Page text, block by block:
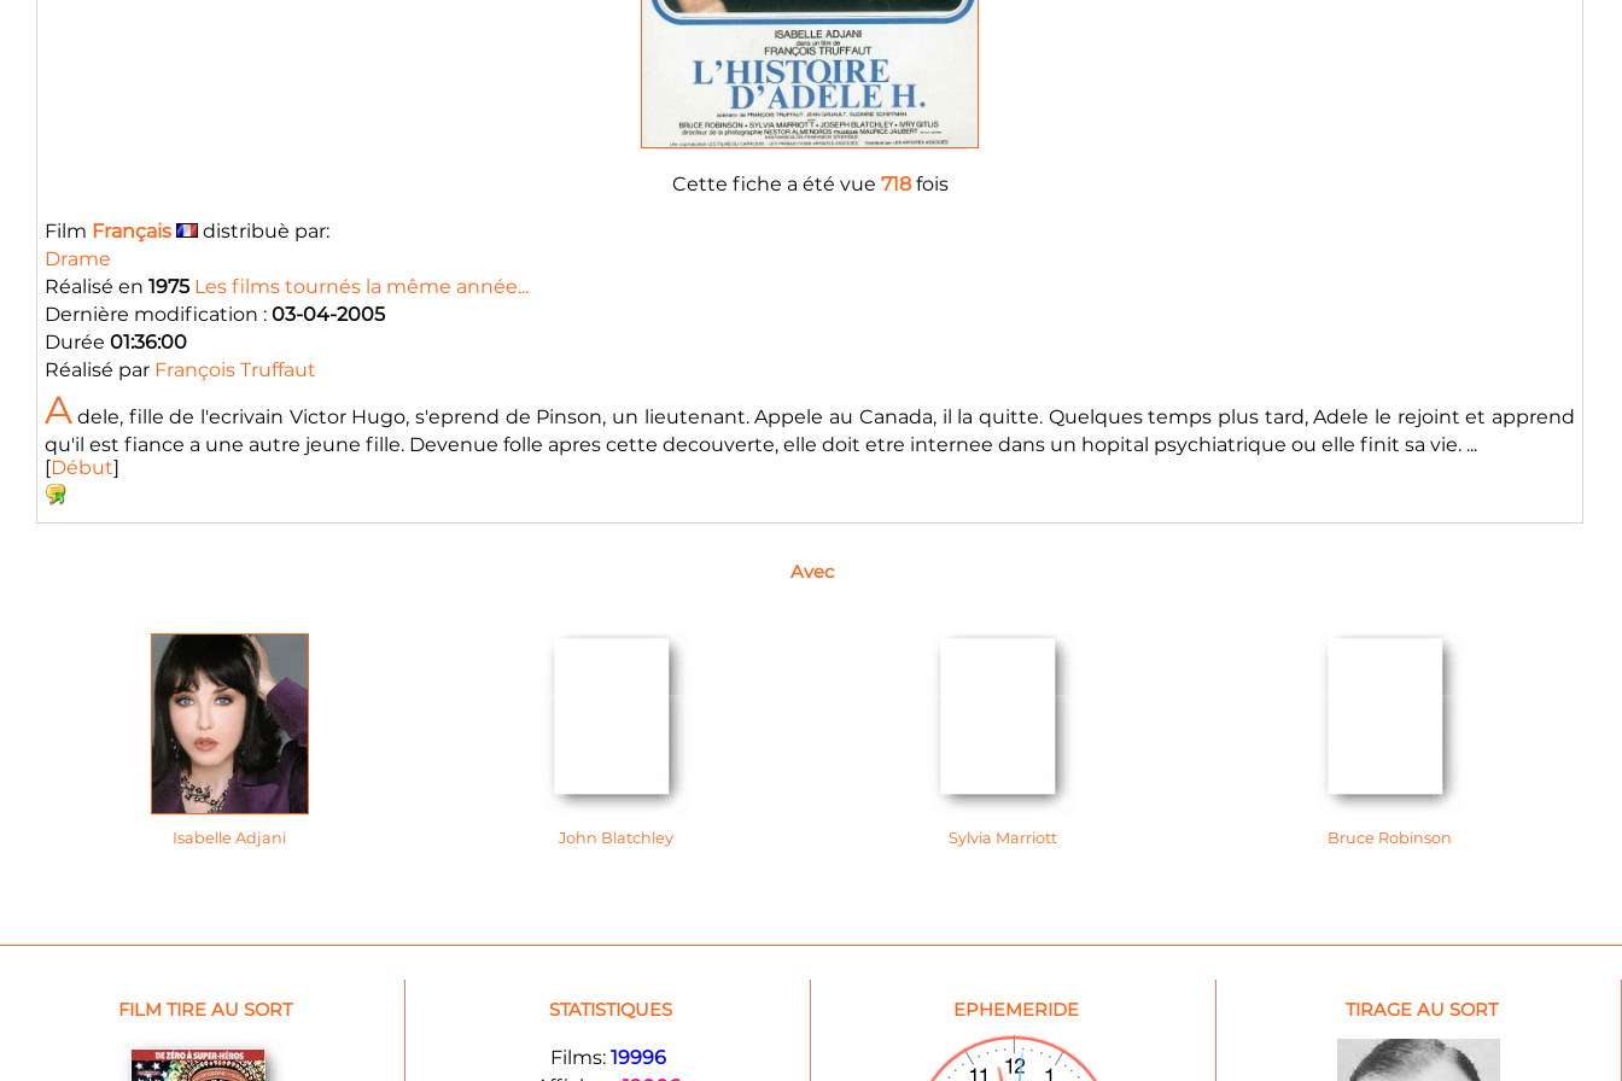
Cette fiche a été vue 718fois
Film Français
distribuè par:
Drame
Réalisé en 1975 Les films tournés la même année...
Dernière modification : 03-04-2005
Durée 01:36:00
Réalisé par François Truffaut
A dele, fille de l'ecrivain Victor Hugo, s'eprend de Pinson, un lieutenant. Appele au Canada, il la quitte. Quelques temps plus tard, Adele le rejoint et apprend
qu'il est fiance a une autre jeune fille. Devenue folle apres cette decouverte, elle doit etre internee dans un hopital psychiatrique ou elle finit sa vie. ...
[Début]
Avec
Isabelle Adjani John Blatchley Sylvia Marriott Bruce Robinson
FILM TIRE AU SORT STATISTIQUES
Films: 19996
EPHEMERIDE TIRAGE AU SORT